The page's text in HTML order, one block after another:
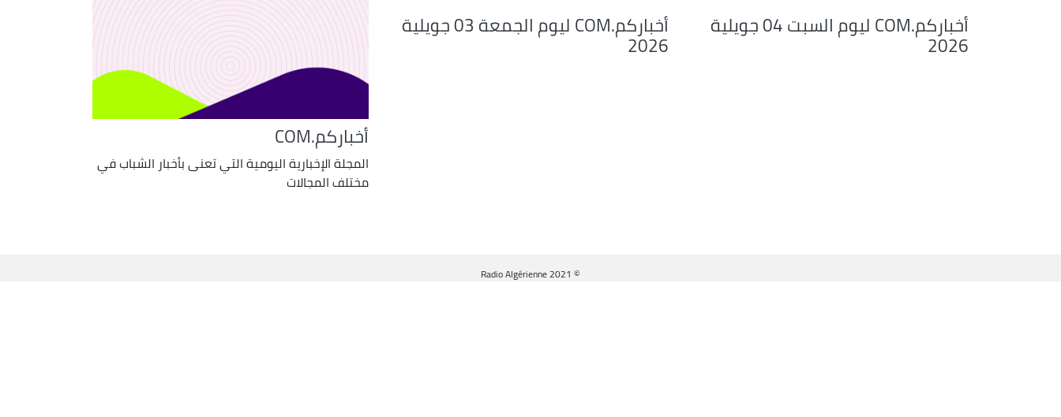
or
decrease
أخباركم.COM ليوم السبت 04 جويلية
2026
أخباركم.COM ليوم الجمعة 03 جويلية
2026
أخباركم.COM
المجلة الإخبارية اليومية التي تعنى بأخبار الشباب في
مختلف المجالات
© Radio Algérienne 2021